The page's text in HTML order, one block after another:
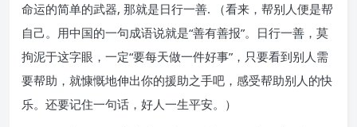
命运的简单的武器, 那就是日行一善. （看来，帮别人便是帮
自己。用中国的一句成语说就是“善有善报”。日行一善，莫
拘泥于这字眼，一定“要每天做一件好事”，只要看到别人需
要帮助，就慷慨地伸出你的援助之手吧，感受帮助别人的快
乐。还要记住一句话，好人一生平安。）